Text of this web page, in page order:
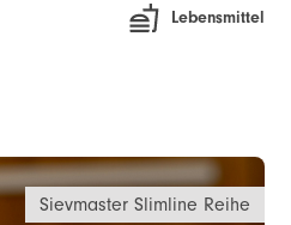
Lebensmittel
Sievmaster Slimline Reihe